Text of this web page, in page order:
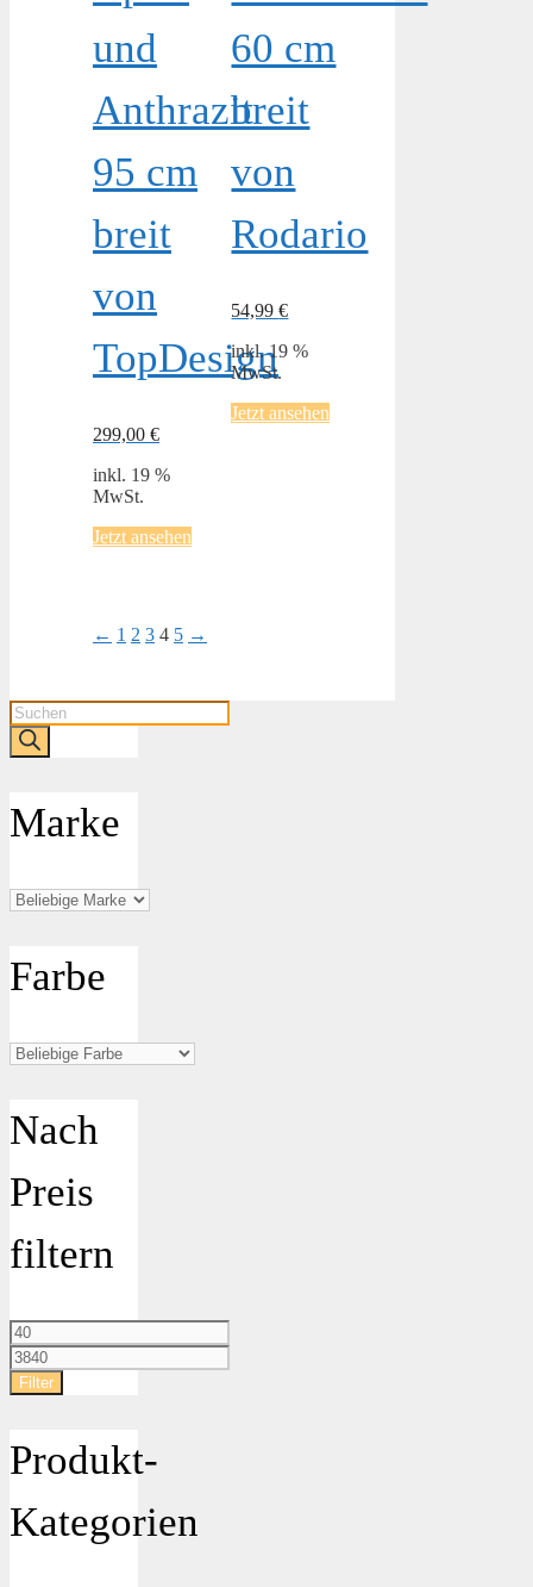
und
Anthrazit
95 cm
breit
von
TopDesign
299,00 €
inkl. 19 %
MwSt.
Jetzt ansehen
60 cm
breit
von
Rodario
54,99€
inkl. 19 %
MwSt.
Jetzt ansehen
← 1 2 3 4 5 →
Products
search
Marke
Farbe
Nach
Preis
filtern
Min.
Preis
Max.
Preis
Filter
Produkt-
Kategorien